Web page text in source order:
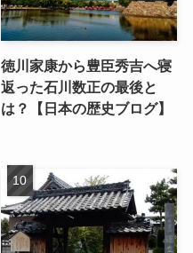
徳川家康から豊臣秀吉へ寝
返った石川数正の最後と
は？【日本の歴史ブログ】